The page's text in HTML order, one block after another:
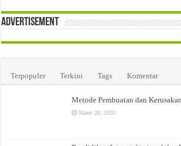
Advertisement
Terpopuler Terkini Tags Komentar
Metode Pembuatan dan
Maret 20, 2020